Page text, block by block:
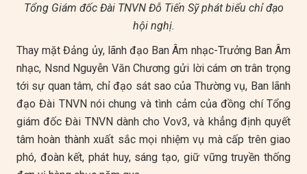
Tổng Giám đốc Đài TNVN Đỗ Tiến Sỹ phát biểu chỉ đạo
hội nghị.
Thay mặt Đảng ủy, lãnh đạo Ban Âm nhạc-Trưởng Ban Âm
nhạc, Nsnd Nguyễn Văn Chương gửi lời cám ơn trân trọng
tới sự quan tâm, chỉ đạo sát sao của Thường vụ, Ban lãnh
đạo Đài TNVN nói chung và tình cảm của đồng chí Tổng
giám đốc Đài TNVN dành cho Vov3, và khẳng định quyết
tâm hoàn thành xuất sắc mọi nhiệm vụ mà cấp trên giao
phó, đoàn kết, phát huy, sáng tạo, giữ vững truyền thống